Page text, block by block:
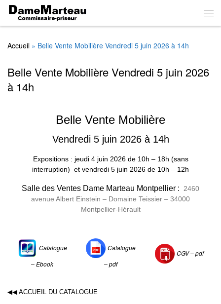
Skip to content
Accueil » Belle Vente Mobilière Vendredi 5 juin 2026 à 14h
Belle Vente Mobilière Vendredi 5 juin 2026
à 14h
Belle Vente Mobilière
Vendredi 5 juin 2026 à 14h
Expositions : jeudi 4 juin 2026de 10h – 18h (sans
interruption) et vendredi 5 juin 2026 de 10h – 12h
Salle des Ventes Dame Marteau Montpellier :
2460
avenue Albert Einstein – Domaine Teissier – 34000
Montpellier-Hérault
Catalogue
– Ebook
Catalogue
– pdf
CGV –pdf
◀◀ ACCUEIL DU CATALOGUE